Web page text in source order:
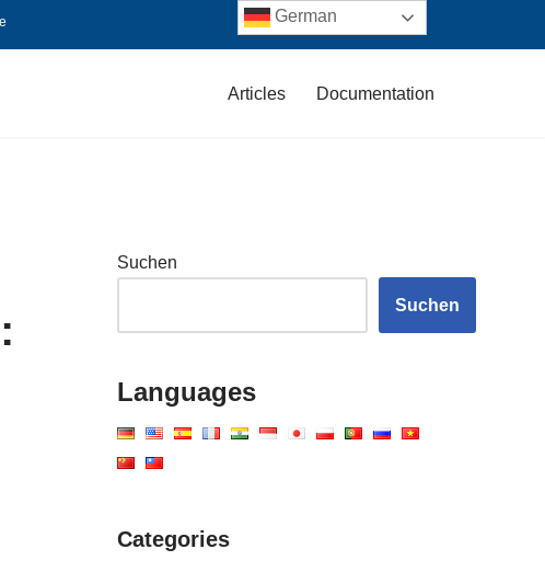
Articles Documentation
Suchen
Suchen
Languages
Categories
German